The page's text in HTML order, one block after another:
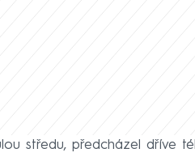
středu, předcházel dříve